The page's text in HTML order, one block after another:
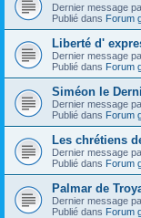
Dernier message
Publié dans Forum
Liberté d'
Dernier message
Publié dans Forum
Siméon le
Dernier message
Publié dans Forum
Les chrétiens
Dernier message
Publié dans Forum
Palmar de
Dernier message
Publié dans Forum